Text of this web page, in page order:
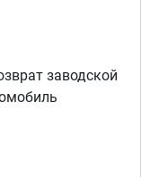
заводской